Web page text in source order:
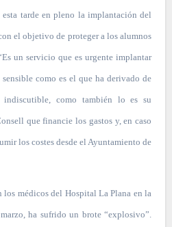
esta tarde en pleno la implantación del
el objetivo de proteger a los alumnos
un servicio que es urgente implantar
como es el que ha derivado de
como también lo es su
que financie los gastos y, en caso
los costes desde el Ayuntamiento de
médicos del Hospital La Plana en la
ha sufrido un brote “explosivo”.